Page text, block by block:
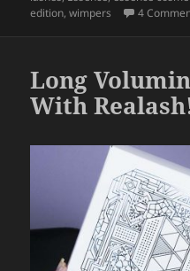
b
o
k
edition,wimpers 4
Long
With